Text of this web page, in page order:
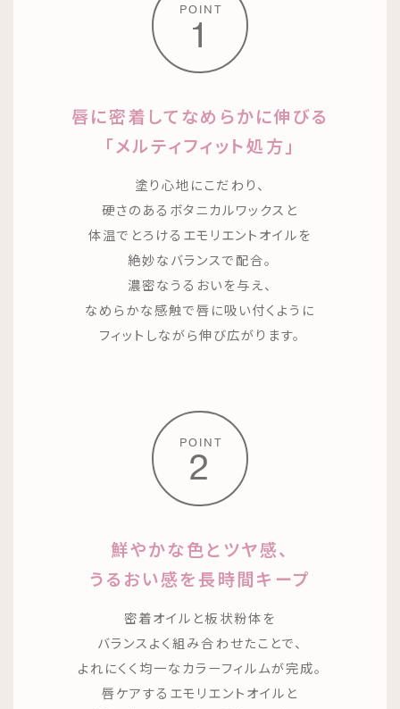
POINT
1
唇に密着してなめらかに伸びる
「メルティフィット処方」
塗り心地にこだわり、
硬さのあるボタニカルワックスと
体温でとろけるエモリエントオイルを
絶妙なバランスで配合。
濃密なうるおいを与え、
なめらかな感触で唇に吸い付くように
フィットしながら伸び広がります。
POINT
2
鮮やかな色とツヤ感、
うるおい感を長時間キープ
密着オイルと板状粉体を
バランスよく組み合わせたことで、
よれにくく均一なカラーフィルムが完成。
唇ケアするエモリエントオイルと